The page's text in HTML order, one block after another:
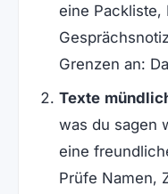
eine Packliste,
Grenzen an:
Texte
was du sagen
eine
Prüfe Namen,